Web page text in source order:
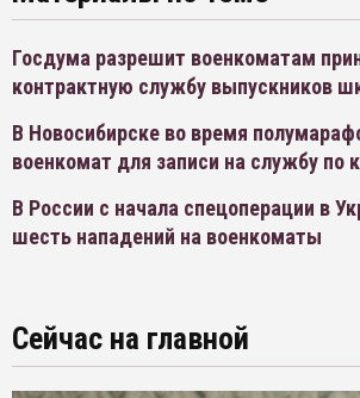
Госдума разрешит военкоматам
контрактную службу выпускников
В Новосибирске во время
военкомат для записи на службу по
В России с начала спецоперации в
шесть нападений на военкоматы
Сейчас на главной